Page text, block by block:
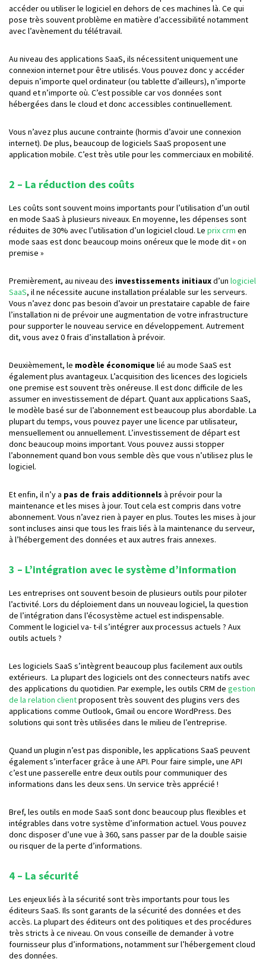
accéder ou utiliser le logiciel en dehors de ces machines là. Ce qui
pose très souvent problème en matière d’accessibilité notamment
avec l’avènement du télétravail.
Au niveau des applications SaaS, ils nécessitent uniquement une
connexion internet pour être utilisés. Vous pouvez donc y accéder
depuis n’importe quel ordinateur (ou tablette d’ailleurs), n’importe
quand et n’importe où. C’est possible car vos données sont
hébergées dans le cloud et donc accessibles continuellement.
Vous n’avez plus aucune contrainte (hormis d’avoir une connexion
internet). De plus, beaucoup de logiciels SaaS proposent une
application mobile. C’est très utile pour les commerciaux en mobilité.
2 – La réduction des coûts
Les coûts sont souvent moins importants pour l’utilisation d’un outil
en mode SaaS à plusieurs niveaux. En moyenne, les dépenses sont
réduites de 30% avec l’utilisation d’un logiciel cloud. Le prix crm en
mode saas est donc beaucoup moins onéreux que le mode dit « on
premise »
Premièrement, au niveau des investissements initiauxd’un logiciel
SaaS, il ne nécessite aucune installation préalable sur les serveurs.
Vous n’avez donc pas besoin d’avoir un prestataire capable de faire
l’installation ni de prévoir une augmentation de votre infrastructure
pour supporter le nouveau service en développement. Autrement
dit, vous avez 0 frais d’installation à prévoir.
Deuxièmement, le modèle économique lié au mode SaaS est
également plus avantageux. L’acquisition des licences des logiciels
one premise est souvent très onéreuse. Il est donc difficile de les
assumer en investissement de départ. Quant aux applications SaaS,
le modèle basé sur de l’abonnement est beaucoup plus abordable. La
plupart du temps, vous pouvez payer une licence par utilisateur,
mensuellement ou annuellement. L’investissement de départ est
donc beaucoup moins important. Vous pouvez aussi stopper
l’abonnement quand bon vous semble dès que vous n’utilisez plus le
logiciel.
Et enfin, il n’y a pas de frais additionnels à prévoir pour la
maintenance et les mises à jour. Tout cela est compris dans votre
abonnement. Vous n’avez rien à payer en plus. Toutes les mises à jour
sont incluses ainsi que tous les frais liés à la maintenance du serveur,
à l’hébergement des données et aux autres frais annexes.
3 – L’intégration avec le système d’information
Les entreprises ont souvent besoin de plusieurs outils pour piloter
l’activité. Lors du déploiement dans un nouveau logiciel, la question
de l’intégration dans l’écosystème actuel est indispensable.
Comment le logiciel va- t-il s’intégrer aux processus actuels ? Aux
outils actuels ?
Les logiciels SaaS s’intègrent beaucoup plus facilement aux outils
extérieurs. La plupart des logiciels ont des connecteurs natifs avec
des applications du quotidien. Par exemple, les outils CRM de gestion
de la relation clientproposent très souvent des plugins vers des
applications comme Outlook, Gmail ou encore WordPress. Des
solutions qui sont très utilisées dans le milieu de l’entreprise.
Quand un plugin n’est pas disponible, les applications SaaS peuvent
également s’interfacer grâce à une API. Pour faire simple, une API
c’est une passerelle entre deux outils pour communiquer des
informations dans les deux sens. Un service très apprécié !
Bref, les outils en mode SaaS sont donc beaucoup plus flexibles et
intégrables dans votre système d’information actuel. Vous pouvez
donc disposer d’une vue à 360, sans passer par de la double saisie
ou risquer de la perte d’informations.
4 – La sécurité
Les enjeux liés à la sécurité sont très importants pour tous les
éditeurs SaaS. Ils sont garants de la sécurité des données et des
accès. La plupart des éditeurs ont des politiques et des procédures
très stricts à ce niveau. On vous conseille de demander à votre
fournisseur plus d’informations, notamment sur l’hébergement cloud
des données.